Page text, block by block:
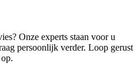
Onze experts staan voor u
persoonlijk verder. Loop gerust